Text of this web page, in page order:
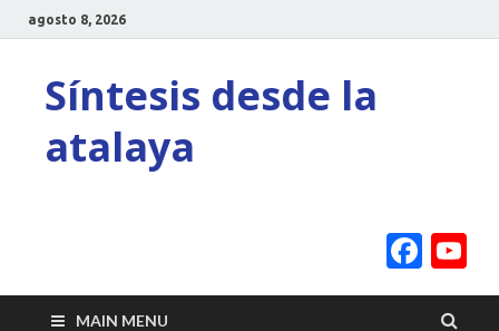
agosto 8, 2026
Síntesis desde la
atalaya
MAIN MENU